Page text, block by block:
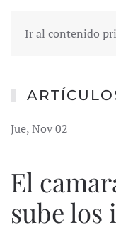
Ir al contenido
Jue, Nov 02
El
sube los